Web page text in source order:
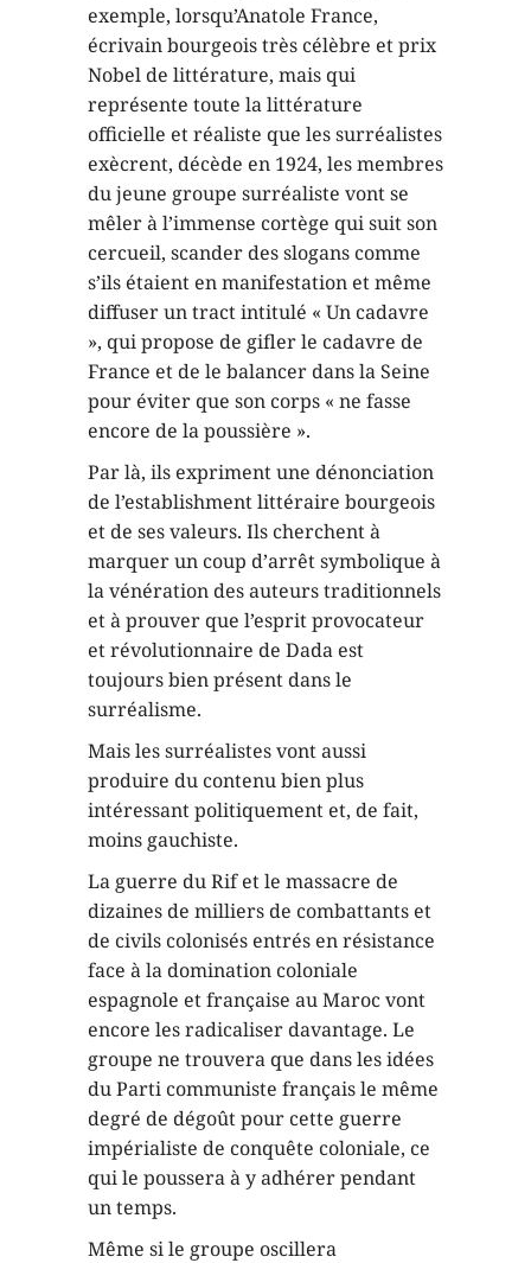
exemple, lorsqu’Anatole France,
écrivain bourgeois très célèbre et prix
Nobel de littérature, mais qui
représente toute la littérature
officielle et réaliste que les surréalistes
exècrent, décède en 1924, les membres
du jeune groupe surréaliste vont se
mêler à l’immense cortège qui suit son
cercueil, scander des slogans comme
s’ils étaient en manifestation et même
diffuser un tract intitulé « Un cadavre
», qui propose de gifler le cadavre de
France et de le balancer dans la Seine
pour éviter que son corps « ne fasse
encore de la poussière ».
Par là, ils expriment une dénonciation
de l’establishment littéraire bourgeois
et de ses valeurs. Ils cherchent à
marquer un coup d’arrêt symbolique à
la vénération des auteurs traditionnels
et à prouver que l’esprit provocateur
et révolutionnaire de Dada est
toujours bien présent dans le
surréalisme.
Mais les surréalistes vont aussi
produire du contenu bien plus
intéressant politiquement et, de fait,
moins gauchiste.
La guerre du Rif et le massacre de
dizaines de milliers de combattants et
de civils colonisés entrés en résistance
face à la domination coloniale
espagnole et française au Maroc vont
encore les radicaliser davantage. Le
groupe ne trouvera que dans les idées
du Parti communiste français le même
degré de dégoût pour cette guerre
impérialiste de conquête coloniale, ce
qui le poussera à y adhérer pendant
un temps.
Même si le groupe oscillera